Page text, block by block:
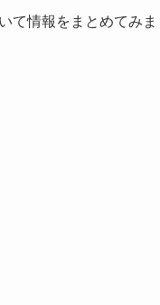
て情報をまとめてみま